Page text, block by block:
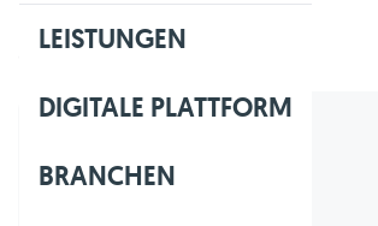
LEISTUNGEN
DIGITALE PLATTFORM
BRANCHEN
1. Kommanditist